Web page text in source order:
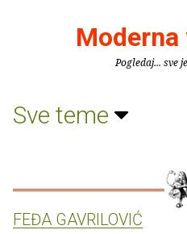
Moderna
Pogledaj... sve
Sve teme
FEĐA GAVRILOVIĆ